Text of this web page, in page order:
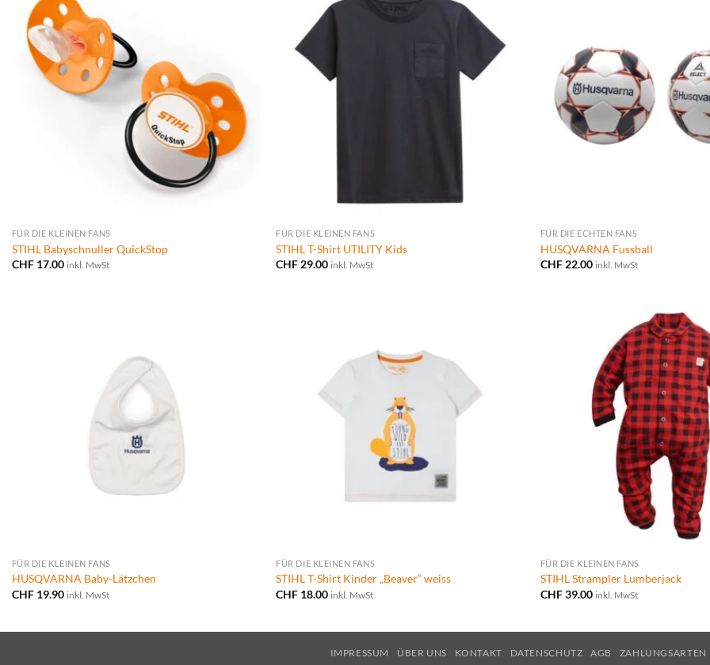
FÜR DIE KLEINEN FANS
STIHL Babyschnuller QuickStop
CHF17.00 inkl. MwSt
FÜR DIE KLEINEN FANS
STIHL T-Shirt UTILITY Kids
CHF 29.00 inkl. MwSt
FÜR DIE ECHTEN FANS
HUSQVARNA Fussball
CHF22.00 inkl. MwSt
FÜR DIE KLEINEN FANS
HUSQVARNA Baby-Lätzchen
CHF19.90 inkl. MwSt
FÜR DIE KLEINEN FANS
STIHL T-Shirt Kinder „Beaver“ weiss
CHF 18.00 inkl. MwSt
FÜR DIE KLEINEN FANS
STIHL Strampler Lumberjack
CHF39.00 inkl. MwSt
IMPRESSUM ÜBER UNS KONTAKT DATENSCHUTZ AGB ZAHLUNGSARTEN